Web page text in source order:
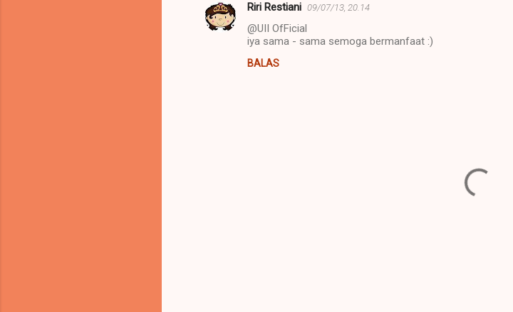
n
Riri Restiani 09/07/13, 20.14
@UII OfFicial
iya sama - sama semoga bermanfaat :)
BALAS